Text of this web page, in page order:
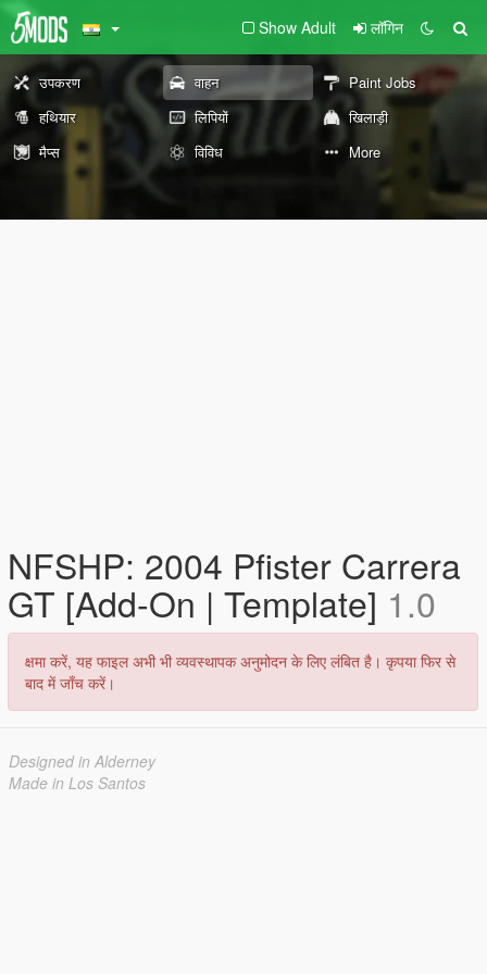
Show Adult लॉगिन
उपकरण वाहन
Paint Jobs
हथियार
लिपियों
खिलाड़ी
मैप्स
विविध More
NFSHP: 2004 Pfister Carrera
GT [Add-On | Template] 1.0
क्षमा करें, यह फाइल अभी भी व्यवस्थापक अनुमोदन के लिए लंबित है। कृपया फिर से
बाद में जाँच करें।
Designed in Alderney
Made in Los Santos